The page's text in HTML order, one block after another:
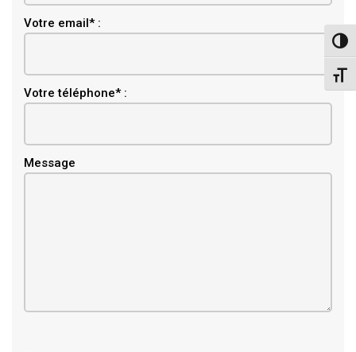
Votre email* :
Votre téléphone* :
Message